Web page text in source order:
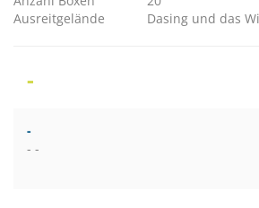
Ausreitgelände
Dasing und das
-
-
- -